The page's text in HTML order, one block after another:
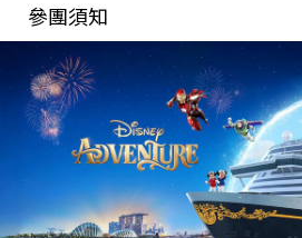
參團須知